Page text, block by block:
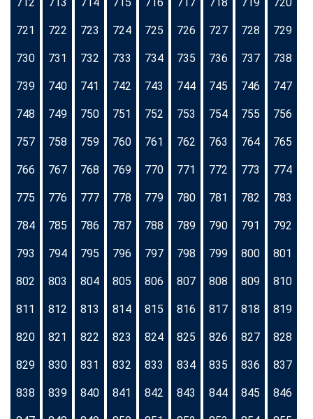
721 722 723 724 725 726 727 728 729
730 731 732 733 734 735 736 737 738
739 740 741 742 743 744 745 746 747
748 749 750 751 752 753 754 755 756
757 758 759 760 761 762 763 764 765
766 767 768 769 770 771 772 773 774
775 776 777 778 779 780 781 782 783
784 785 786 787 788 789 790 791 792
793 794 795 796 797 798 799 800 801
802 803 804 805 806 807 808 809 810
811 812 813 814 815 816 817 818 819
820 821 822 823 824 825 826 827 828
829 830 831 832 833 834 835 836 837
838 839 840 841 842 843 844 845 846